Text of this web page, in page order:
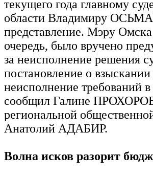
текущего года главному
области Владимиру
представление. Мэру
очередь, было вручено
за неисполнение решения
постановление о
неисполнение требований
сообщил Галине
региональной
Анатолий АДАБИР.
Волна исков разорит